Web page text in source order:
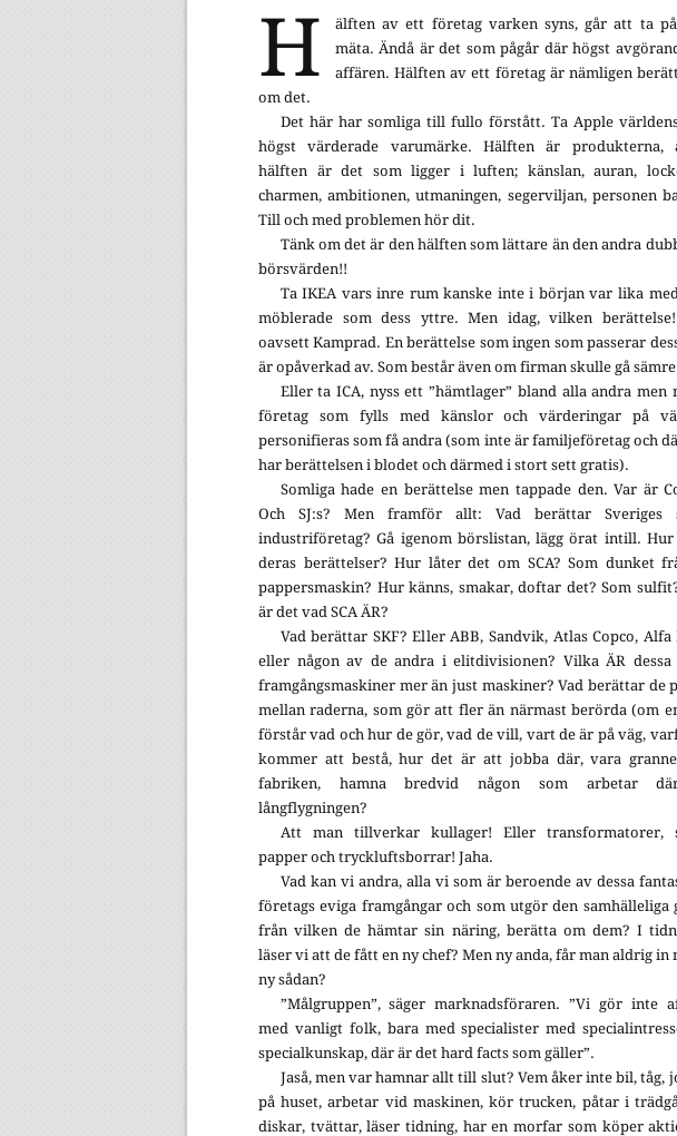
H
älften av ett företag varken syns, går att ta
mäta. Ändå är det som pågår där högst
affären. Hälften av ett företag är nämligen
om det.
Det här har somliga till fullo förstått. Ta Apple
högst värderade varumärke. Hälften är produkterna,
hälften är det som ligger i luften; känslan, auran,
charmen, ambitionen, utmaningen, segerviljan, personen
Till och med problemen hör dit.
Tänk om det är den hälften som lättare än den andra
börsvärden!!
Ta IKEA vars inre rum kanske inte i början var lika
möblerade som dess yttre. Men idag, vilken
oavsett Kamprad. En berättelse som ingen som passerar
är opåverkad av. Som består även om firman skulle gå
Eller ta ICA, nyss ett ”hämtlager” bland alla andra men
företag som fylls med känslor och värderingar på
personifieras som få andra (som inte är familjeföretag och
har berättelsen i blodet och därmed i stort sett gratis).
Somliga hade en berättelse men tappade den. Var är
Och SJ:s? Men framför allt: Vad berättar Sveriges
industriföretag? Gå igenom börslistan, lägg örat intill.
deras berättelser? Hur låter det om SCA? Som dunket
pappersmaskin? Hur känns, smakar, doftar det? Som
är det vad SCA ÄR?
Vad berättar SKF? Eller ABB, Sandvik, Atlas Copco, Alfa
eller någon av de andra i elitdivisionen? Vilka ÄR dessa
framgångsmaskiner mer än just maskiner? Vad berättar de
mellan raderna, som gör att fler än närmast berörda (om
förstår vad och hur de gör, vad de vill, vart de är på väg,
kommer att bestå, hur det är att jobba där, vara
fabriken, hamna bredvid någon som arbetar
långflygningen?
Att man tillverkar kullager! Eller transformatorer,
papper och tryckluftsborrar! Jaha.
Vad kan vi andra, alla vi som är beroende av dessa
företags eviga framgångar och som utgör den samhälleliga
från vilken de hämtar sin näring, berätta om dem? I
läser vi att de fått en ny chef? Men ny anda, får man aldrig in
ny sådan?
”Målgruppen”, säger marknadsföraren. ”Vi gör inte
med vanligt folk, bara med specialister med
specialkunskap, där är det hard facts som gäller”.
Jaså, men var hamnar allt till slut? Vem åker inte bil, tåg,
på huset, arbetar vid maskinen, kör trucken, påtar i
diskar, tvättar, läser tidning, har en morfar som köper